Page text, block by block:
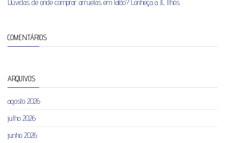
Dúvidas de onde comprar arruelas em latão? Conheça a JC Ilhós
COMENTÁRIOS
ARQUIVOS
agosto 2026
julho 2026
junho 2026